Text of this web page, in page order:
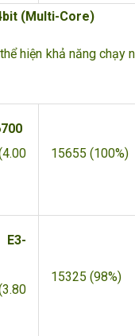
(Multi-Core)
hiện khả năng chạy
15655 (100%)
15325 (98%)